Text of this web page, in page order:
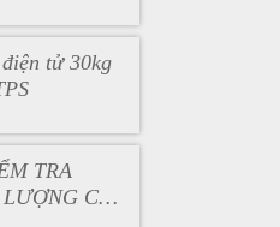
tử 30kg
TRA
CÓ